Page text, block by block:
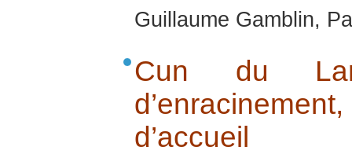
Guillaume Gamblin,
Cun du
d’accueil